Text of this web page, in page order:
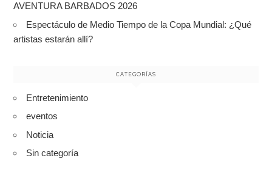
AVENTURA BARBADOS 2026
Espectáculo de Medio Tiempo de la Copa Mundial: ¿Qué
artistas estarán allí?
CATEGORÍAS
Entretenimiento
eventos
Noticia
Sin categoría